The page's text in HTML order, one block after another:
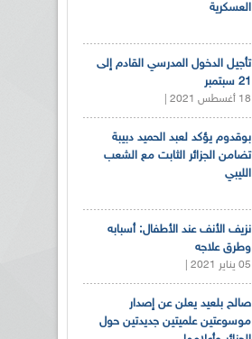
العسكرية
تأجيل الدخول المدرسي القادم إلى
21 سبتمبر
18 أغسطس 2021 |
بوقدوم يؤكد لعبد الحميد دبيبة
تضامن الجزائر الثابت مع الشعب
الليبي
نزيف الأنف عند الأطفال: أسبابه
وطرق علاجه
05 يناير 2021 |
صالح بلعيد يعلن عن إصدار
موسوعتين علميتين جديدتين حول